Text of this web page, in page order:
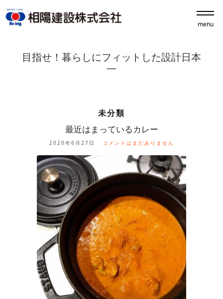
menu
目指せ！暮らしにフィットした設計日本
一
未分類
最近はまっているカレー
2020年6月27日 コメントはまだありません